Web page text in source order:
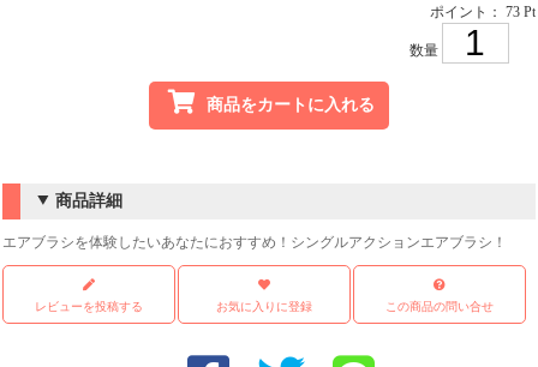
ポイント： 73 Pt
数量
商品をカートに入れる
商品詳細
エアブラシを体験したいあなたにおすすめ！シングルアクションエアブラシ！
レビューを投稿する お気に入りに登録 この商品の問い合せ